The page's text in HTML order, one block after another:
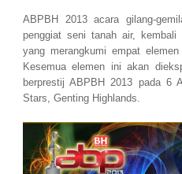
ABPBH 2013 acara gilang-
penggiat seni tanah air,
yang merangkumi empat
Kesemua elemen ini akan
berprestij ABPBH 2013 pada 6
Stars, Genting Highlands.